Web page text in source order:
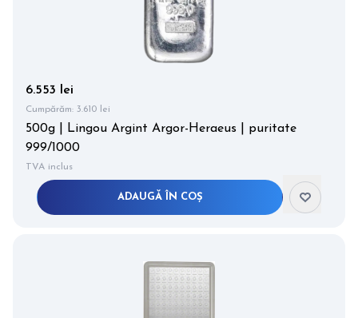
6.553 lei
Cumpărăm: 3.610 lei
500g | Lingou Argint Argor-Heraeus | puritate
999/1000
TVA inclus
ADAUGĂ ÎN COȘ